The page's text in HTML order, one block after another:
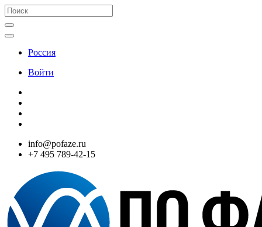
Россия
Войти
info@pofaze.ru
+7 495 789-42-15